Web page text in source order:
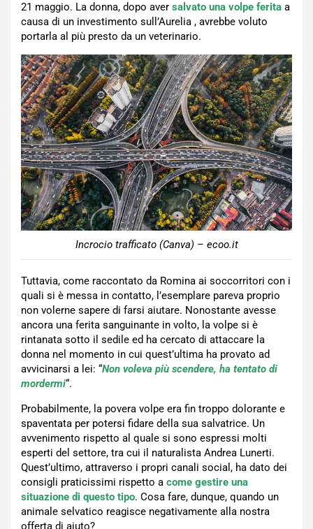
21 maggio. La donna, dopo aver salvato una volpe ferita a
causa di un investimento sull’Aurelia , avrebbe voluto
portarla al più presto da un veterinario.
Incrocio trafficato (Canva) – ecoo.it
Tuttavia, come raccontato da Romina ai soccorritori con i
quali si è messa in contatto, l’esemplare pareva proprio
non volerne sapere di farsi aiutare. Nonostante avesse
ancora una ferita sanguinante in volto, la volpe si è
rintanata sotto il sedile ed ha cercato di attaccare la
donna nel momento in cui quest’ultima ha provato ad
avvicinarsi a lei: “Non voleva più scendere, ha tentato di
mordermi“.
Probabilmente, la povera volpe era fin troppo dolorante e
spaventata per potersi fidare della sua salvatrice. Un
avvenimento rispetto al quale si sono espressi molti
esperti del settore, tra cui il naturalista Andrea Lunerti.
Quest’ultimo, attraverso i propri canali social, ha dato dei
consigli praticissimi rispetto a come gestire una
situazione di questo tipo. Cosa fare, dunque, quando un
animale selvatico reagisce negativamente alla nostra
offerta di aiuto?